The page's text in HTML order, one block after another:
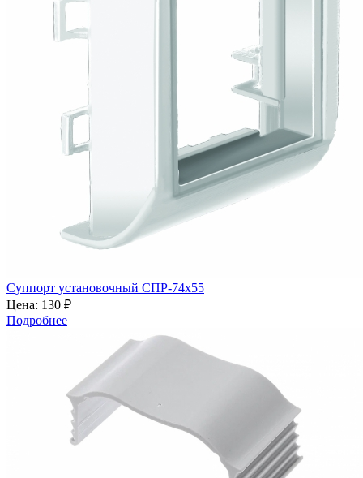
Суппорт установочный СПР-74х55
Цена: 130 ₽
Подробнее